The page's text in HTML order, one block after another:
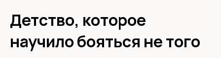
Детство, которое
научило бояться не того